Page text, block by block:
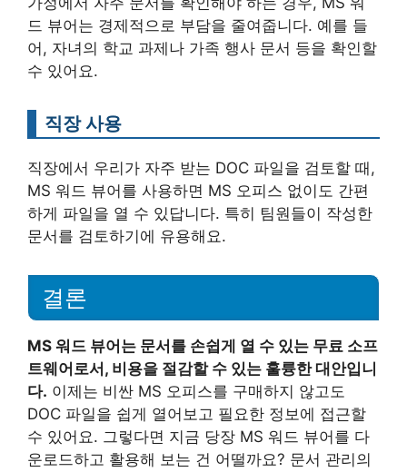
드 뷰어는 경제적으로 부담을 줄여줍니다. 예를 들
어, 자녀의 학교 과제나 가족 행사 문서 등을 확인할
수 있어요.
직장 사용
직장에서 우리가 자주 받는 DOC 파일을 검토할 때,
MS 워드 뷰어를 사용하면 MS 오피스 없이도 간편
하게 파일을 열 수 있답니다. 특히 팀원들이 작성한
문서를 검토하기에 유용해요.
결론
MS 워드 뷰어는 문서를 손쉽게 열 수 있는 무료 소프
트웨어로서, 비용을 절감할 수 있는 훌륭한 대안입니
다. 이제는 비싼 MS 오피스를 구매하지 않고도
DOC 파일을 쉽게 열어보고 필요한 정보에 접근할
수 있어요. 그렇다면 지금 당장 MS 워드 뷰어를 다
운로드하고 활용해 보는 건 어떨까요? 문서 관리의